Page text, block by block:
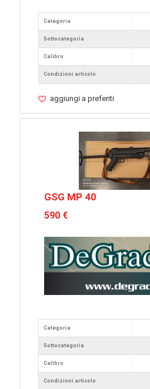
Categoria
Sottocategoria
Calibro
Condizioni articolo
aggiungi a preferiti
GSG MP 40
590 €
Categoria
Sottocategoria
Calibro
Condizioni articolo